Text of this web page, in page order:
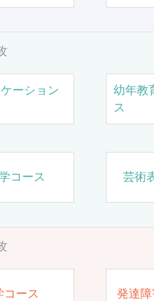
ーション
幼年教
ス
コース 芸術
コース 発達